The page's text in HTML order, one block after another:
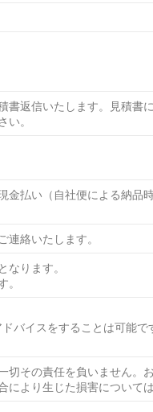
返信いたします。見積書
。
払い（自社便による納品
絡いたします。
ります。
バイスをすることは可能
その責任を負いません。
より生じた損害について